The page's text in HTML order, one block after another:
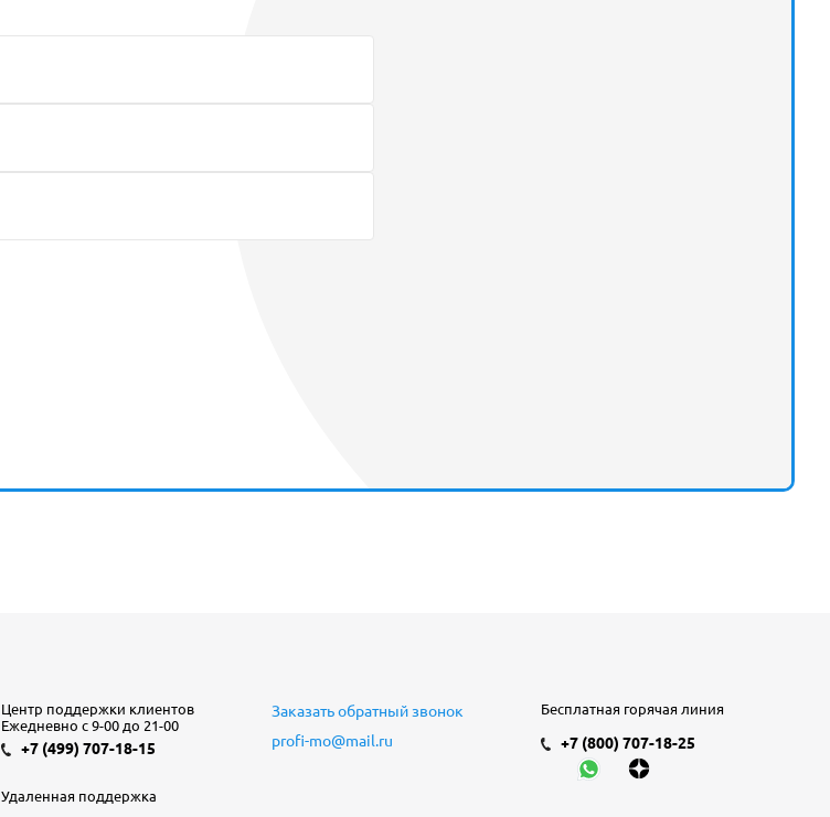
Центр поддержки клиентов
Ежедневно с 9-00 до 21-00
+7 (499) 707-18-15
Удаленная поддержка
Заказать обратный звонок
profi-mo@mail.ru
Бесплатная горячая линия
+7 (800) 707-18-25